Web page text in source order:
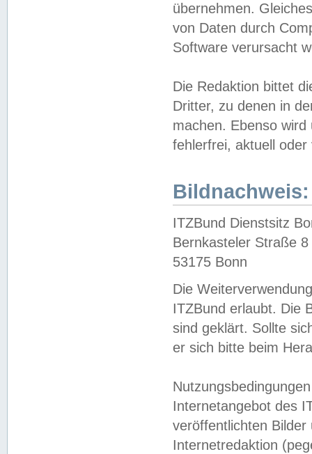
übernehmen.
von Daten durch
Software verursacht
Die Redaktion bittet
Dritter, zu denen in
machen. Ebenso
fehlerfrei, aktuell oder
Bildnachweis:
ITZBund Dienstsitz
Bernkasteler Straße 8
53175 Bonn
Die
ITZBund erlaubt. Die
sind geklärt. Sollte
er sich bitte beim
Internetangebot des
veröffentlichten
Internetredaktion